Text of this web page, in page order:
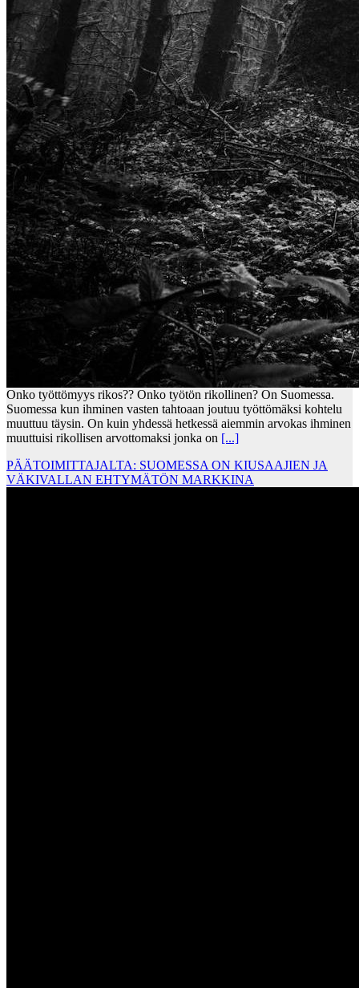
Onko työttömyys rikos?? Onko työtön rikollinen? On Suomessa.
Suomessa kun ihminen vasten tahtoaan joutuu työttömäksi kohtelu
muuttuu täysin. On kuin yhdessä hetkessä aiemmin arvokas ihminen
muuttuisi rikollisen arvottomaksi jonka on [...]
PÄÄTOIMITTAJALTA: SUOMESSA ON KIUSAAJIEN JA
VÄKIVALLAN EHTYMÄTÖN MARKKINA